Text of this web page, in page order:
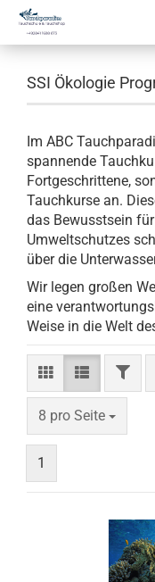
SSI Ökologie
Im ABC
spannende
Fortgeschrittene,
Tauchkurse an.
das Bewusstsein
Umweltschutzes
über die
Wir legen großen
eine
Weise in die Welt
8 pro Seite
pro Seite
1